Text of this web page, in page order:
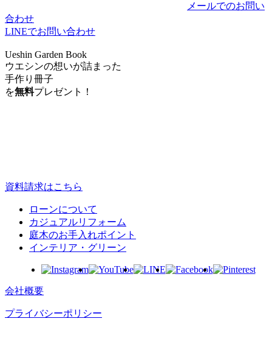
メールでのお問い
合わせ
LINEでお問い合わせ
Ueshin Garden Book
ウエシンの想いが詰まった
手作り冊子
を無料プレゼント！
資料請求はこちら
ローンについて
カジュアルリフォーム
庭⽊のお⼿⼊れポイント
インテリア・グリーン
会社概要
プライバシーポリシー